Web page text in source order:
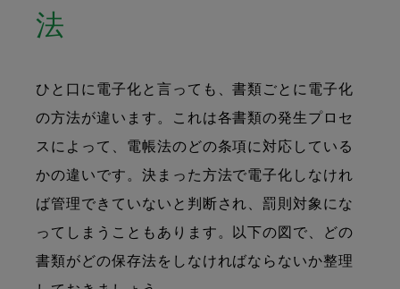
法
ひと口に電子化と言っても、書類ごとに電子化
の方法が違います。これは各書類の発生プロセ
スによって、電帳法のどの条項に対応している
かの違いです。決まった方法で電子化しなけれ
ば管理できていないと判断され、罰則対象にな
ってしまうこともあります。以下の図で、どの
書類がどの保存法をしなければならないか整理